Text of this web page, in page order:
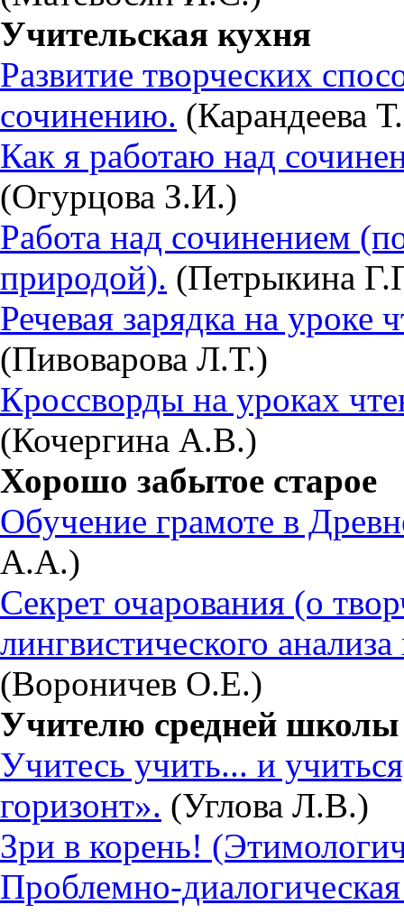
Учительская кухня
Развитие творческих
сочинению. (Карандеева
Как я работаю над
(Огурцова З.И.)
Работа над сочинением
природой). (Петрыкина
Речевая зарядка на уроке
(Пивоварова Л.Т.)
Кроссворды на уроках
(Кочергина А.В.)
Хорошо забытое старое
Обучение грамоте в
А.А.)
Секрет очарования (о
лингвистического
(Вороничев О.Е.)
Учителю средней школы
Учитесь учить... и
горизонт». (Углова Л.В.)
Зри в корень!
Проблемно-